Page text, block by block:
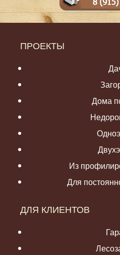
ПРОЕКТЫ
Дома
Из
Для
ДЛЯ КЛИЕНТОВ